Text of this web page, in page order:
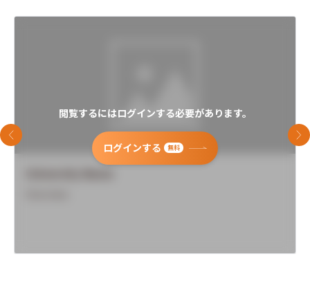
閲覧するにはログインする必要があります。
ログインする 無料
前のスライド 次